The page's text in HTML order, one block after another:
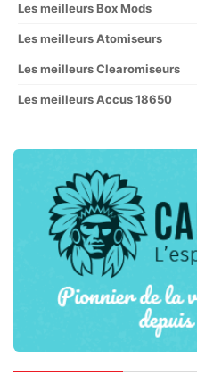
Les meilleurs Box Mods
Les meilleurs Atomiseurs
Les meilleurs Clearomiseurs
Les meilleurs Accus 18650